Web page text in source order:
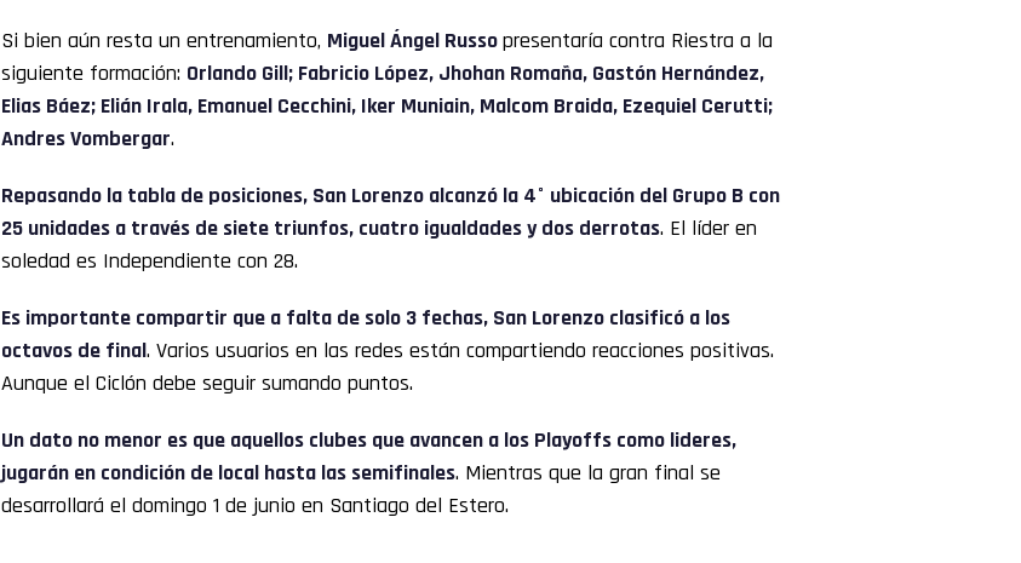
Si bien aún resta un entrenamiento, Miguel Ángel Russopresentaría contra Riestra a la
siguiente formación: Orlando Gill; Fabricio López, Jhohan Romaña, Gastón Hernández,
Elias Báez; Elián Irala, Emanuel Cecchini, Iker Muniain, Malcom Braida, Ezequiel Cerutti;
Andres Vombergar.
Repasando la tabla de posiciones, San Lorenzo alcanzó la 4° ubicación del Grupo B con
25 unidades a través de siete triunfos, cuatro igualdades y dos derrotas. El líder en
soledad es Independiente con 28.
Es importante compartir que a falta de solo 3 fechas, San Lorenzo clasificó a los
octavos de final. Varios usuarios en las redes están compartiendo reacciones positivas.
Aunque el Ciclón debe seguir sumando puntos.
Un dato no menor es que aquellos clubes que avancen a los Playoffs como lideres,
jugarán en condición de local hasta las semifinales. Mientras que la gran final se
desarrollará el domingo 1 de junio en Santiago del Estero.